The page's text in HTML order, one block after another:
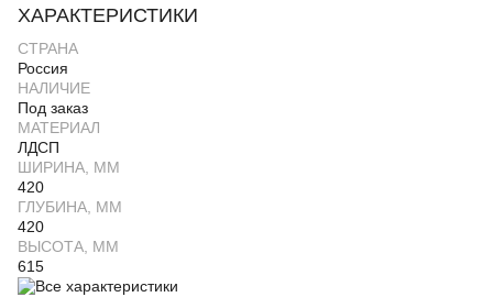
ХАРАКТЕРИСТИКИ
СТРАНА
Россия
НАЛИЧИЕ
Под заказ
МАТЕРИАЛ
ЛДСП
ШИРИНА, ММ
420
ГЛУБИНА, ММ
420
ВЫСОТА, ММ
615
Все характеристики